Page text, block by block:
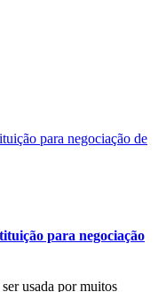
para negociação
usada por muitos